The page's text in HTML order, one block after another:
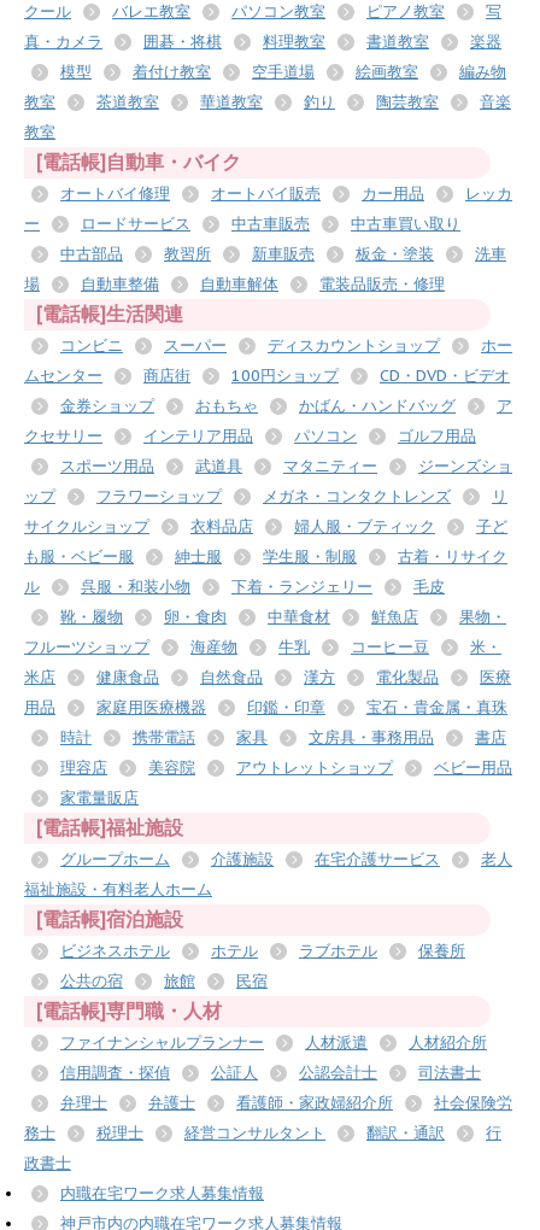
クール
バレエ教室 パソコン教室 ピアノ教室
写
真・カメラ
囲碁・将棋 料理教室 書道教室
楽器
模型
着付け教室 空手道場 絵画教室
編み物
教室
茶道教室 華道教室 釣り 陶芸教室
音楽
教室
[電話帳]自動車・バイク
オートバイ修理 オートバイ販売 カー用品
レッカ
ー
ロードサービス 中古車販売
中古車買い取り
中古部品
教習所 新車販売 板金・塗装
洗車
場
自動車整備 自動車解体 電装品販売・修理
[電話帳]生活関連
コンビニ スーパー ディスカウントショップ
ホー
ムセンター
商店街 100円ショップ
CD・DVD・ビデオ
金券ショップ
おもちゃ かばん・ハンドバッグ
ア
クセサリー
インテリア用品 パソコン
ゴルフ用品
スポーツ用品
武道具 マタニティー
ジーンズショ
ップ
フラワーショップ メガネ・コンタクトレンズ
リ
サイクルショップ
衣料品店 婦人服・ブティック
子ど
も服・ベビー服
紳士服 学生服・制服
古着・リサイク
ル
呉服・和装小物 下着・ランジェリー
毛皮
靴・履物
卵・食肉 中華食材 鮮魚店
果物・
フルーツショップ
海産物 牛乳 コーヒー豆
米・
米店
健康食品 自然食品 漢方 電化製品
医療
用品
家庭用医療機器 印鑑・印章
宝石・貴金属・真珠
時計
携帯電話 家具 文房具・事務用品
書店
理容店
美容院 アウトレットショップ
ベビー用品
家電量販店
[電話帳]福祉施設
グループホーム 介護施設 在宅介護サービス
老人
福祉施設・有料老人ホーム
[電話帳]宿泊施設
ビジネスホテル ホテル ラブホテル
保養所
公共の宿
旅館 民宿
[電話帳]専門職・人材
ファイナンシャルプランナー 人材派遣
人材紹介所
信用調査・探偵
公証人 公認会計士
司法書士
弁理士
弁護士 看護師・家政婦紹介所
社会保険労
務士
税理士 経営コンサルタント 翻訳・通訳
行
政書士
内職在宅ワーク求人募集情報
神戸市内の内職在宅ワーク求人募集情報